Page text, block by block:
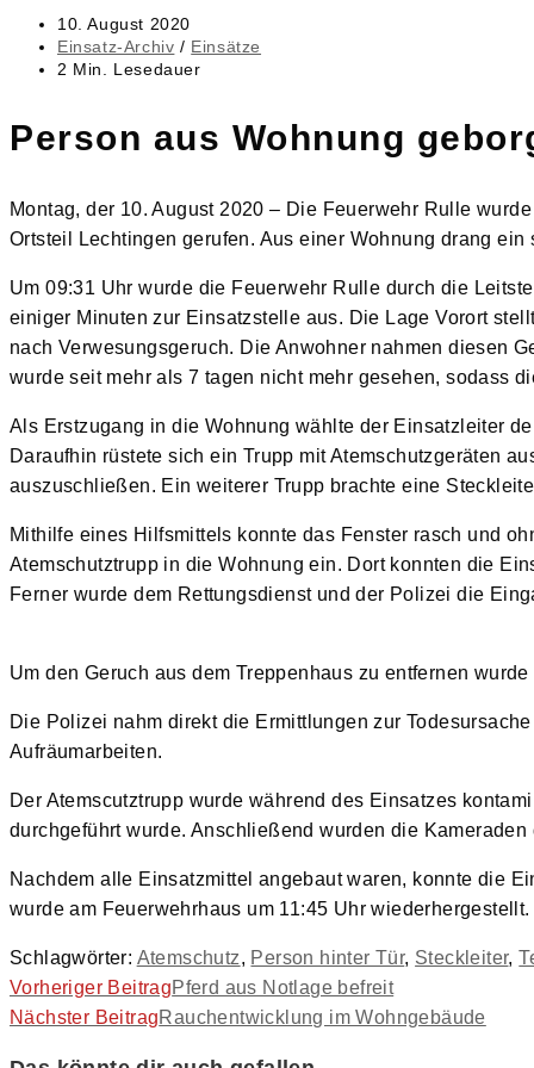
Beitrag
veröffentlicht:
10. August 2020
Beitrags-
Kategorie:
Einsatz-Archiv / Einsätze
Lesedauer:
2 Min. Lesedauer
Person aus Wohnung
Montag, der 10. August 2020 – Die Feuerwehr Rulle
Ortsteil Lechtingen gerufen. Aus einer Wohnung drang
Um 09:31 Uhr wurde die Feuerwehr Rulle durch die
einiger Minuten zur Einsatzstelle aus. Die Lage Vorort
nach Verwesungsgeruch. Die Anwohner nahmen diesen
wurde seit mehr als 7 tagen nicht mehr gesehen, sodass
Als Erstzugang in die Wohnung wählte der Einsatzleiter
Daraufhin rüstete sich ein Trupp mit Atemschutzgeräten
auszuschließen. Ein weiterer Trupp brachte eine
Mithilfe eines Hilfsmittels konnte das Fenster rasch und
Atemschutztrupp in die Wohnung ein. Dort konnten die
Ferner wurde dem Rettungsdienst und der Polizei die
Um den Geruch aus dem Treppenhaus zu entfernen
Die Polizei nahm direkt die Ermittlungen zur
Aufräumarbeiten.
Der Atemscutztrupp wurde während des Einsatzes
durchgeführt wurde. Anschließend wurden die
Nachdem alle Einsatzmittel angebaut waren, konnte die
wurde am Feuerwehrhaus um 11:45 Uhr
Schlagwörter: Atemschutz, Person hinter Tür, Steckleiter,
Weitere
Artikel
ansehen
Vorheriger BeitragPferd aus Notlage befreit
Nächster BeitragRauchentwicklung im Wohngebäude